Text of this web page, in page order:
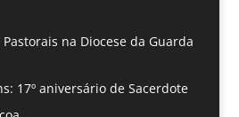
na Diocese da Guarda
17º aniversário de Sacerdote